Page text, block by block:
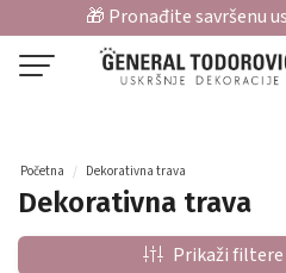
🎁 Pronađite savršenu
Početna Dekorativna trava
Dekorativna trava
Prikaži filtere